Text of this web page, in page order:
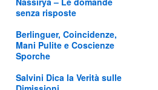
senza risposte
Berlinguer, Coincidenze,
Mani Pulite e Coscienze
Sporche
Salvini Dica la Verità sulle